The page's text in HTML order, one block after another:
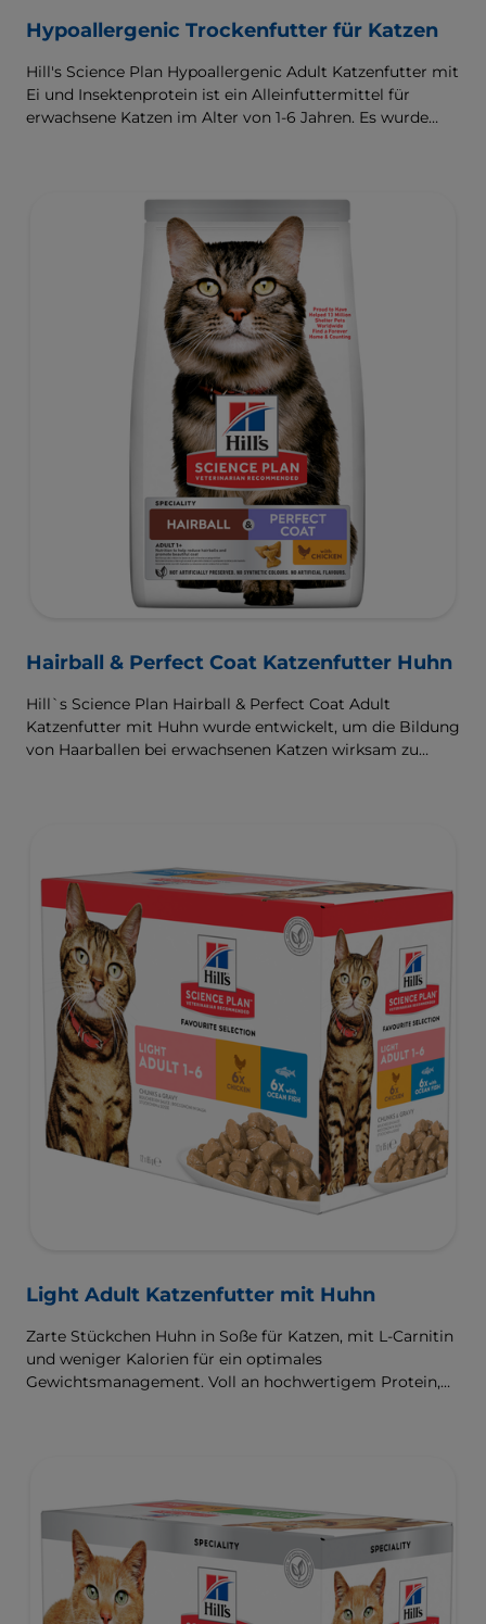
Hypoallergenic Trockenfutter für Katzen
Hill's Science Plan Hypoallergenic Adult Katzenfutter mit
Ei und Insektenprotein ist ein Alleinfuttermittel für
erwachsene Katzen im Alter von 1-6 Jahren. Es wurde
Hairball & Perfect Coat Katzenfutter Huhn
Hill`s Science Plan Hairball & Perfect Coat Adult
Katzenfutter mit Huhn wurde entwickelt, um die Bildung
von Haarballen bei erwachsenen Katzen wirksam zu
bleiben. Unsere Advanced Fibre Technology hilft,
Haarballen zu reduzieren, indem sie deren Passage durch
den Darm auf natürliche Weise fördert. Dieses Futter
enthält hochwertige Proteine für eine perfekt
ausgewogene, wohlschmeckende Rezeptur.
Light Adult Katzenfutter mit Huhn
Zarte Stückchen Huhn in Soße für Katzen, mit L-Carnitin
und weniger Kalorien für ein optimales
Gewichtsmanagement. Voll an hochwertigem Protein,